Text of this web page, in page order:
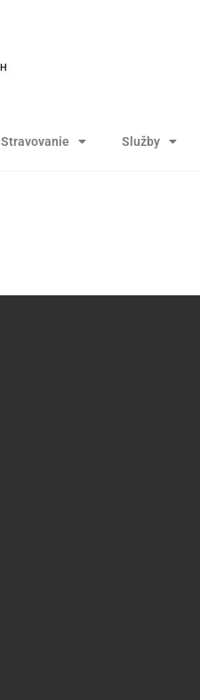
Stravovanie Služby